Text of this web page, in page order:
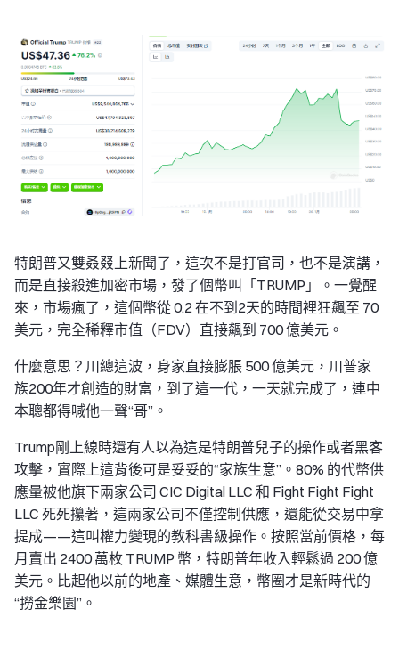
特朗普又雙叒叕上新聞了，這次不是打官司，也不是演講，
而是直接殺進加密市場，發了個幣叫「TRUMP」。一覺醒
來，市場瘋了，這個幣從 0.2 在不到2天的時間裡狂飆至 70
美元，完全稀釋市值（FDV）直接飆到 700 億美元。
什麼意思？川總這波，身家直接膨脹 500 億美元，川普家
族200年才創造的財富，到了這一代，一天就完成了，連中
本聰都得喊他一聲“哥”。
Trump剛上線時還有人以為這是特朗普兒子的操作或者黑客
攻擊，實際上這背後可是妥妥的“家族生意”。80% 的代幣供
應量被他旗下兩家公司 CIC Digital LLC 和 Fight Fight Fight
LLC 死死攥著，這兩家公司不僅控制供應，還能從交易中拿
提成——這叫權力變現的教科書級操作。按照當前價格，每
月賣出 2400 萬枚 TRUMP 幣，特朗普年收入輕鬆過 200 億
美元。比起他以前的地產、媒體生意，幣圈才是新時代的
“撈金樂園”。